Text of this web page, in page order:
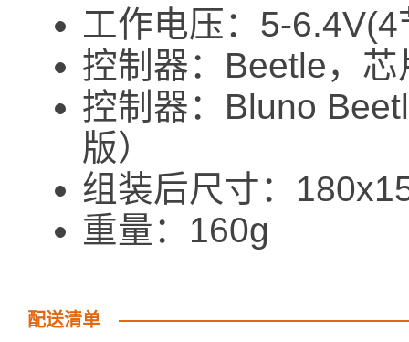
工作电压：5-
控制器：Beetle，
控制器：Bluno
版）
组装后尺寸：
重量：160g
配送清单